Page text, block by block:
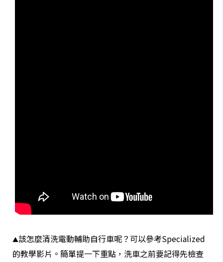
▲該怎麼清洗電動輔助自行車呢？可以參考Specialized
的教學影片。簡單提一下重點，洗車之前要記得先檢查